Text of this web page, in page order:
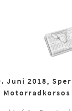
Juni 2018,
Motorradkorsos